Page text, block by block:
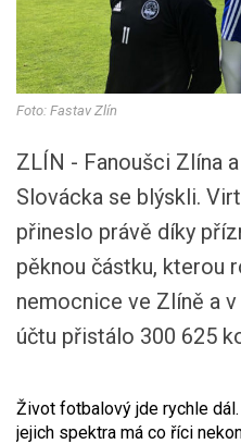
Foto: Fastav Zlín
ZLÍN - Fanoušci Zlína
Slovácka se blýskli.
přineslo právě díky
pěknou částku, kterou
nemocnice ve Zlíně a
účtu přistálo 300 625
Život fotbalový jde rychle
jejich spektra má co říci